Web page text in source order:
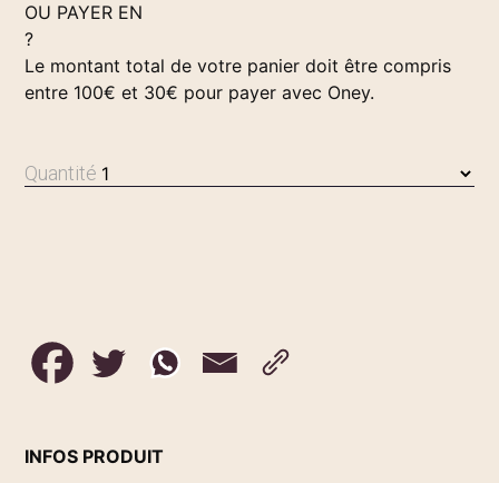
OU PAYER EN
?
Le montant total de votre panier doit être compris
entre 100€ et 30€ pour payer avec Oney.
Quantité
INFOS PRODUIT